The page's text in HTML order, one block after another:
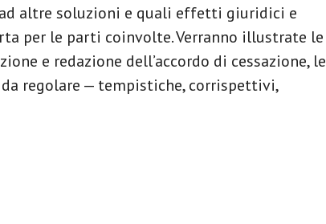
altre soluzioni e quali effetti giuridici e
per le parti coinvolte. Verranno illustrate le
e redazione dell’accordo di cessazione, le
regolare — tempistiche, corrispettivi,